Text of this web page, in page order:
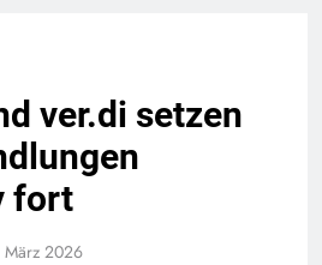
ver.di setzen
fort
März 2026